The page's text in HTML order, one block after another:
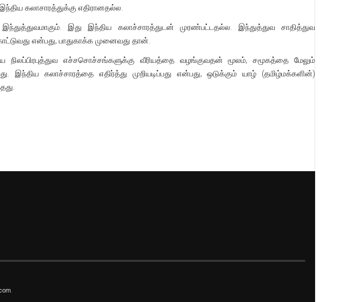
கலாசாரத்துக்கு எதிரானதல்ல.
இது இந்திய கலாச்சாரத்துடன் முரண்பட்டதல்ல. இந்துத்துவ சாதித்துவ
என்பது, பாதுகாக்க முனைவது தான்.
நிலப்பிரபுத்துவ எச்சசொச்சங்களுக்கு வீரியத்தை வழங்குவதன் மூலம், சமூகத்தை மேலும்
இந்திய கலாச்சாரத்தை எதிர்த்து முறியடிப்பது என்பது, ஒடுக்கும் யாழ் (தமிழ்மக்களின்)